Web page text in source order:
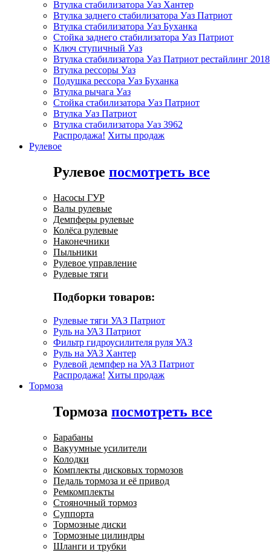
Втулка стабилизатора Уаз Хантер
Втулка заднего стабилизатора Уаз Патриот
Втулка стабилизатора Уаз Буханка
Стойка заднего стабилизатора Уаз Патриот
Ключ ступичный Уаз
Втулка стабилизатора Уаз Патриот рестайлинг 2018
Втулка рессоры Уаз
Подушка рессора Уаз Буханка
Втулка рычага Уаз
Стойка стабилизатора Уаз Патриот
Втулка Уаз Патриот
Втулка стабилизатора Уаз 3962
Распродажа! Хиты продаж
Рулевое
Рулевое посмотреть все
Насосы ГУР
Валы рулевые
Демпферы рулевые
Колёса рулевые
Наконечники
Пыльники
Рулевое управление
Рулевые тяги
Подборки товаров:
Рулевые тяги УАЗ Патриот
Руль на УАЗ Патриот
Фильтр гидроусилителя руля УАЗ
Руль на УАЗ Хантер
Рулевой демпфер на УАЗ Патриот
Распродажа! Хиты продаж
Тормоза
Тормоза посмотреть все
Барабаны
Вакуумные усилители
Колодки
Комплекты дисковых тормозов
Педаль тормоза и её привод
Ремкомплекты
Стояночный тормоз
Суппорта
Тормозные диски
Тормозные цилиндры
Шланги и трубки